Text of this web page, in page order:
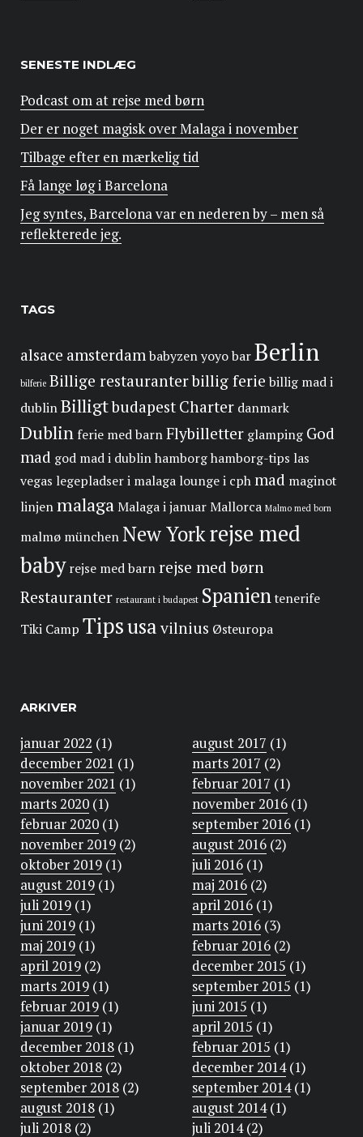
SENESTE INDLÆG
Podcast om at rejse med børn
Der er noget magisk over Malaga i november
Tilbage efter en mærkelig tid
Få lange løg i Barcelona
Jeg syntes, Barcelona var en nederen by – men så
reflekterede jeg.
TAGS
alsace amsterdambabyzen yoyobarBerlin
bilferie Billige restauranterbillig ferie billig mad i
dublinBilligtbudapestCharter danmark
Dublin ferie med barnFlybilletter glamping God
mad god mad i dublinhamborghamborg-tips las
vegas legepladser i malaga lounge i cphmad maginot
linjenmalagaMalaga i januarMallorca Malmo med born
malmø münchenNew Yorkrejse med
baby rejse med barnrejse med børn
Restauranter restaurant i budapest Spanientenerife
Tiki Camp Tipsusavilnius Østeuropa
ARKIVER
januar 2022 (1)
december 2021 (1)
november 2021 (1)
marts 2020 (1)
februar 2020 (1)
november 2019 (2)
oktober 2019 (1)
august 2019 (1)
juli 2019 (1)
juni 2019 (1)
maj 2019 (1)
april 2019 (2)
marts 2019 (1)
februar 2019 (1)
januar 2019 (1)
december 2018 (1)
oktober 2018 (2)
september 2018 (2)
august 2018 (1)
juli 2018 (2)
august 2017 (1)
marts 2017 (2)
februar 2017 (1)
november 2016(1)
september 2016(1)
august 2016(2)
juli 2016(1)
maj 2016(2)
april 2016(1)
marts 2016(3)
februar 2016(2)
december 2015 (1)
september 2015 (1)
juni 2015 (1)
april 2015 (1)
februar 2015 (1)
december 2014(1)
september 2014(1)
august 2014(1)
juli 2014(2)